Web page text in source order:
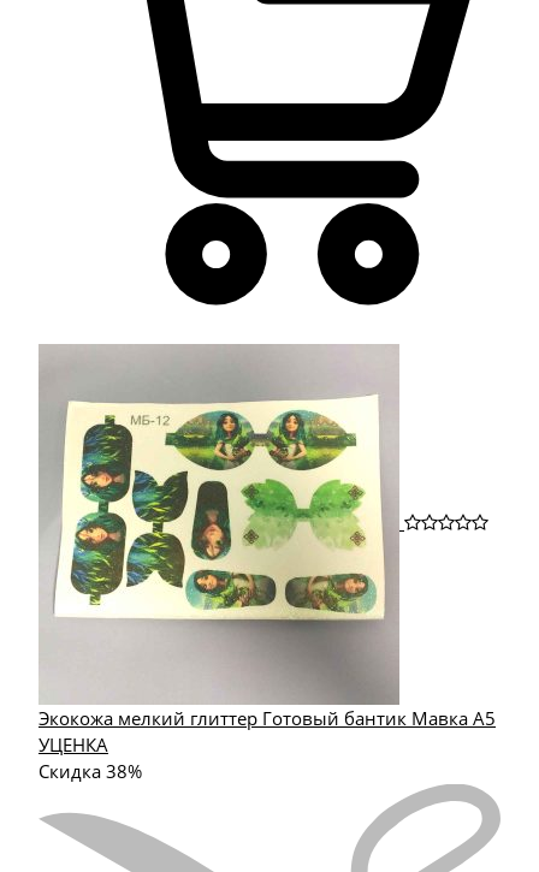
Экокожа мелкий глиттер Готовый бантик Мавка А5
УЦЕНКА
Скидка 38%